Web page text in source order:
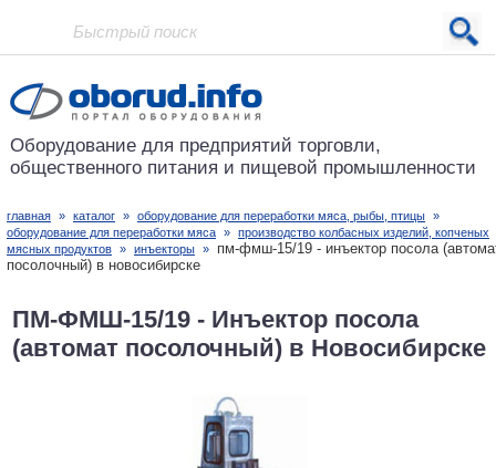
Проект основан в 2001 году
Оборудование для предприятий торговли,
общественного питания и пищевой промышленности
главная » каталог » оборудование для переработки мяса, рыбы, птицы »
оборудование для переработки мяса » производство колбасных изделий, копченых
мясных продуктов » инъекторы »
пм-фмш-15/19 - инъектор посола
посолочный) в новосибирске
ПМ-ФМШ-15/19 - Инъектор посола
(автомат посолочный) в Новосибирске